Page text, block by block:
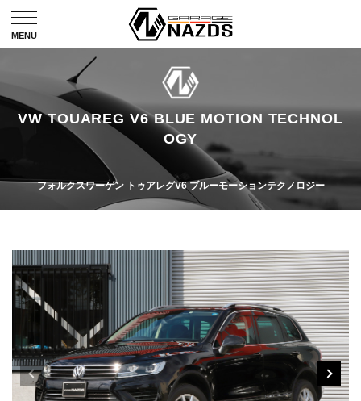
VW TOUAREG V6 BLUE MOTION TECHNOL
OGY
フォルクスワーゲン トゥアレグV6 ブルーモーションテクノロジー